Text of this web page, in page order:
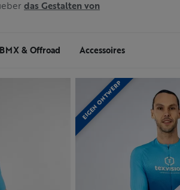
das Gestalten von
BMX & Offroad Accessoires
EIGEN ONTWERP